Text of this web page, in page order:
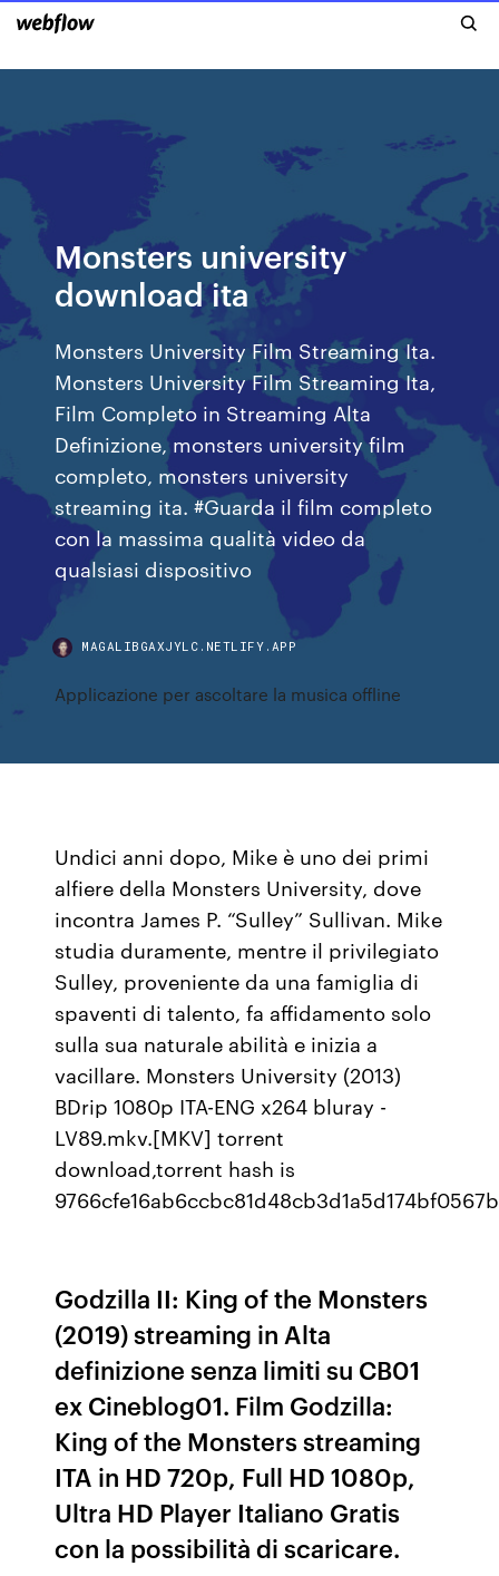
Monsters university
download ita
Monsters University Film Streaming Ita.
Monsters University Film Streaming Ita,
Film Completo in Streaming Alta
Definizione, monsters university film
completo, monsters university
streaming ita. #Guarda il film completo
con la massima qualità video da
qualsiasi dispositivo
MAGALIBGAXJYLC.NETLIFY.APP
Applicazione per ascoltare la musica offline
Undici anni dopo, Mike è uno dei primi
alfiere della Monsters University, dove
incontra James P. “Sulley” Sullivan. Mike
studia duramente, mentre il privilegiato
Sulley, proveniente da una famiglia di
spaventi di talento, fa affidamento solo
sulla sua naturale abilità e inizia a
vacillare. Monsters University (2013)
BDrip 1080p ITA-ENG x264 bluray -
LV89.mkv.[MKV] torrent
download,torrent hash is
Godzilla II: King of the Monsters
(2019) streaming in Alta
definizione senza limiti su CB01
ex Cineblog01. Film Godzilla:
King of the Monsters streaming
ITA in HD 720p, Full HD 1080p,
Ultra HD Player Italiano Gratis
con la possibilità di scaricare.